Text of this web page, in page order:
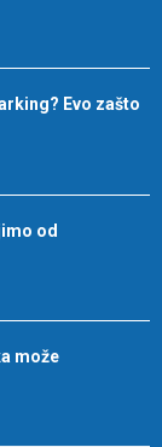
Evo zašto
od
može